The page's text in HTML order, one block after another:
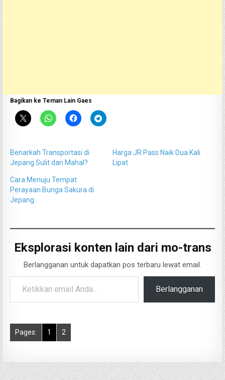
Bagikan ke Teman Lain Gaes
Benarkah Transportasi di
Jepang Sulit dan Mahal?
Harga JR Pass Naik Dua Kali
Lipat
Cara Menuju Tempat
Perayaan Bunga Sakura di
Jepang
Eksplorasi konten lain dari mo-trans
Berlangganan untuk dapatkan pos terbaru lewat email.
Ketikkan email Anda...
Berlangganan
Pages: 1 2